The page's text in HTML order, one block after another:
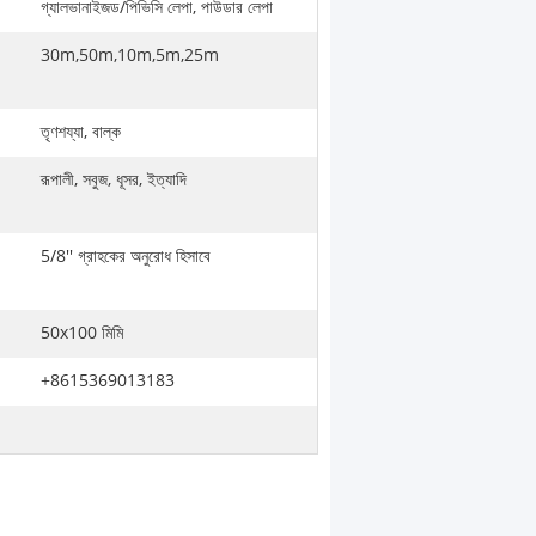
গ্যালভানাইজড/পিভিসি লেপা, পাউডার লেপা
30m,50m,10m,5m,25m
তৃণশয্যা, বাল্ক
রূপালী, সবুজ, ধূসর, ইত্যাদি
5/8'' গ্রাহকের অনুরোধ হিসাবে
50x100 মিমি
+8615369013183